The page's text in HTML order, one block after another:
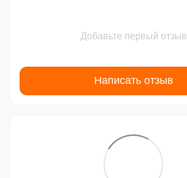
Добавьте первый отзыв
Написать отзыв